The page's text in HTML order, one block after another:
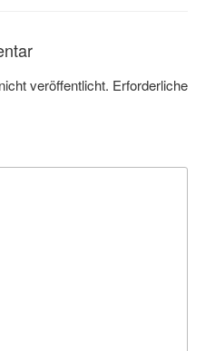
veröffentlicht. Erforderliche